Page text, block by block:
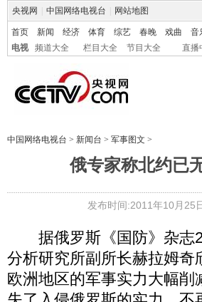
央视网 中国网络电视台 网站地图
首页 新闻 经济 体育 综艺 春晚 戏曲 音
电视
频道大全 栏目大全 节目大全 直播
中国网络电视台 > 新闻台 > 军事图文 >
俄专家称北约已
发布时间:2011年10月25
据俄罗斯《国防》杂志
分析研究所副所长赫拉姆
欧洲地区的军事实力大幅